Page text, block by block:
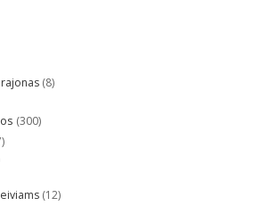
(8)
(300)
(12)